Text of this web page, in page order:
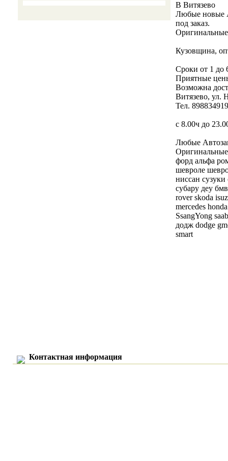
В Витязево
Любые новые
под заказ.
Оригинальные
Кузовщина,
Сроки от 1 до
Приятные
Возможна
Витязево, ул.
Тел.
с 8.00ч до
Любые
Оригинальные
форд альфа
шевроле
ниссан
субару деу
rover skoda
mercedes
SsangYong
додж dodge
smart
Контактная информация